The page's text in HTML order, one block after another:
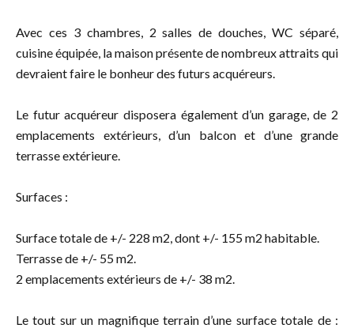
Avec ces 3 chambres, 2 salles de douches, WC séparé,
cuisine équipée, la maison présente de nombreux attraits qui
devraient faire le bonheur des futurs acquéreurs.
Le futur acquéreur disposera également d’un garage, de 2
emplacements extérieurs, d’un balcon et d’une grande
terrasse extérieure.
Surfaces :
Surface totale de +/- 228 m2, dont +/- 155 m2 habitable.
Terrasse de +/- 55 m2.
2 emplacements extérieurs de +/- 38 m2.
Le tout sur un magnifique terrain d’une surface totale de :